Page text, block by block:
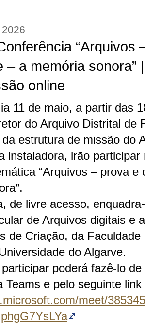
“Arquivos
– a memória sonora”
online
11 de maio, a partir das
do Arquivo Distrital de
estrutura de missão do
instaladora, irão participar
“Arquivos – prova e
de livre acesso,
de Arquivos digitais e
de Criação, da
do Algarve.
poderá fazê-lo
Teams e pelo seguinte link
meet/